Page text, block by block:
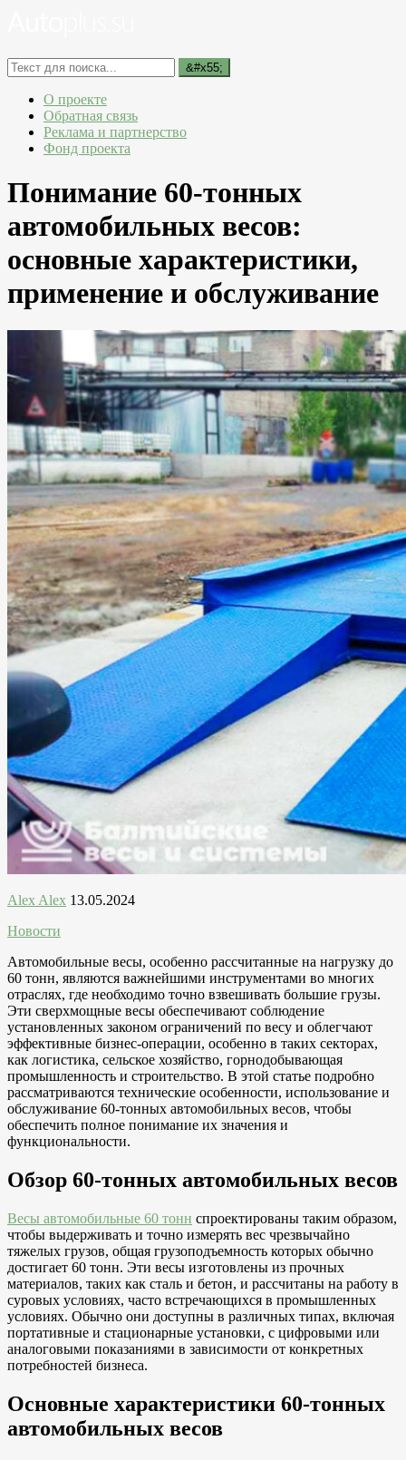
О проекте
Обратная связь
Реклама и партнерство
Фонд проекта
Понимание 60-тонных
автомобильных весов:
основные характеристики,
применение и обслуживание
Alex Alex 13.05.2024
Новости
Автомобильные весы, особенно рассчитанные на нагрузку до
60 тонн, являются важнейшими инструментами во многих
отраслях, где необходимо точно взвешивать большие грузы.
Эти сверхмощные весы обеспечивают соблюдение
установленных законом ограничений по весу и облегчают
эффективные бизнес-операции, особенно в таких секторах,
как логистика, сельское хозяйство, горнодобывающая
промышленность и строительство. В этой статье подробно
рассматриваются технические особенности, использование и
обслуживание 60-тонных автомобильных весов, чтобы
обеспечить полное понимание их значения и
функциональности.
Обзор 60-тонных автомобильных весов
Весы автомобильные 60 тонн спроектированы таким образом,
чтобы выдерживать и точно измерять вес чрезвычайно
тяжелых грузов, общая грузоподъемность которых обычно
достигает 60 тонн. Эти весы изготовлены из прочных
материалов, таких как сталь и бетон, и рассчитаны на работу в
суровых условиях, часто встречающихся в промышленных
условиях. Обычно они доступны в различных типах, включая
портативные и стационарные установки, с цифровыми или
аналоговыми показаниями в зависимости от конкретных
потребностей бизнеса.
Основные характеристики 60-тонных
автомобильных весов